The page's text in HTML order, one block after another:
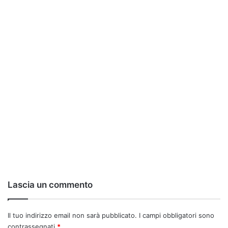
Lascia un commento
Il tuo indirizzo email non sarà pubblicato. I campi obbligatori sono